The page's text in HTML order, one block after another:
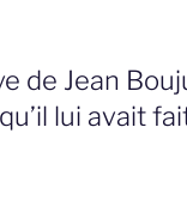
de Jean
lui avait